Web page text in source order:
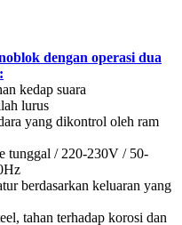
dengan operasi dua
kedap suara
lurus
yang dikontrol oleh ram
tunggal / 220-230V / 50-
berdasarkan keluaran yang
tahan terhadap korosi dan